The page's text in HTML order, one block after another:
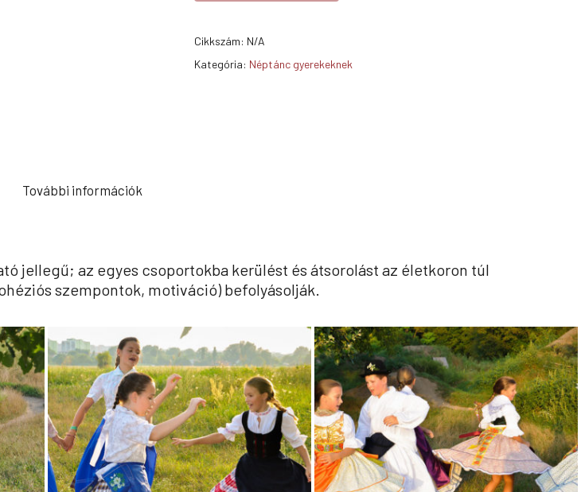
Cikkszám: N/A
Kategória: Néptánc gyerekeknek
További információk
jellegű; az egyes csoportokba kerülést és átsorolást az életkoron túl
szempontok, motiváció) befolyásolják.
iskolas_3 iskolas_4